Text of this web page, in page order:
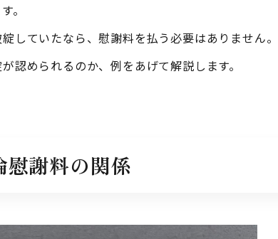
。
していたなら、慰謝料を払う必要はありません。
認められるのか、例をあげて解説します。
謝料の関係